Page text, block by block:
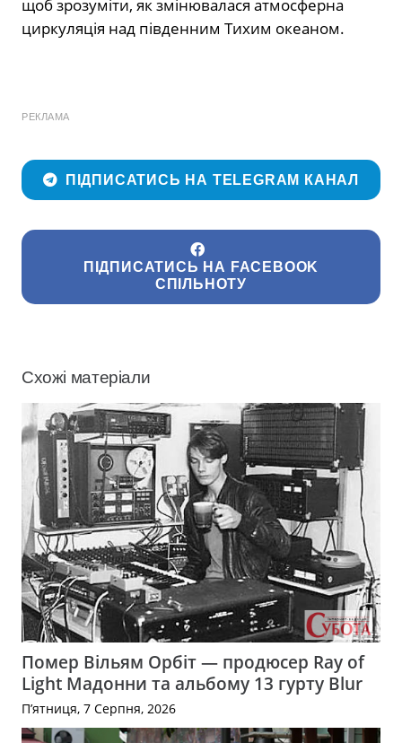
щоб зрозуміти, як змінювалася атмосферна
циркуляція над південним Тихим океаном.
РЕКЛАМА
ПІДПИСАТИСЬ НА TELEGRAM КАНАЛ
ПІДПИСАТИСЬ НА FACEBOOK
СПІЛЬНОТУ
Схожі матеріали
Помер Вільям Орбіт — продюсер Ray of
Light Мадонни та альбому 13 гурту Blur
П’ятниця, 7 Серпня, 2026